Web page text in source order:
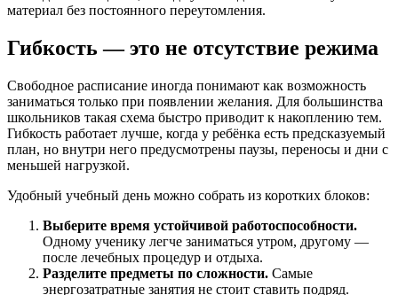
материал без постоянного переутомления.
Гибкость — это не отсутствие режима
Свободное расписание иногда понимают как возможность
заниматься только при появлении желания. Для большинства
школьников такая схема быстро приводит к накоплению тем.
Гибкость работает лучше, когда у ребёнка есть предсказуемый
план, но внутри него предусмотрены паузы, переносы и дни с
меньшей нагрузкой.
Удобный учебный день можно собрать из коротких блоков:
Выберите время устойчивой работоспособности.
Одному ученику легче заниматься утром, другому —
после лечебных процедур и отдыха.
Разделите предметы по сложности. Самые
энергозатратные занятия не стоит ставить подряд.